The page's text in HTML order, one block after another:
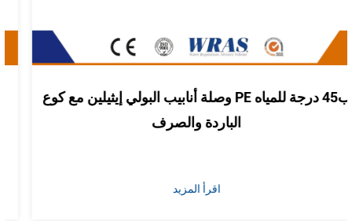
وصلة أنابيب البولي إيثيلين مع كوع PE ب45 درجة للمياه
الباردة والصرف
اقرأ المزيد